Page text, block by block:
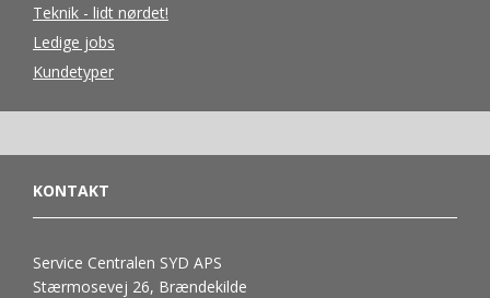
Teknik - lidt nørdet!
Ledige jobs
Kundetyper
KONTAKT
Service Centralen SYD APS
Stærmosevej 26, Brændekilde